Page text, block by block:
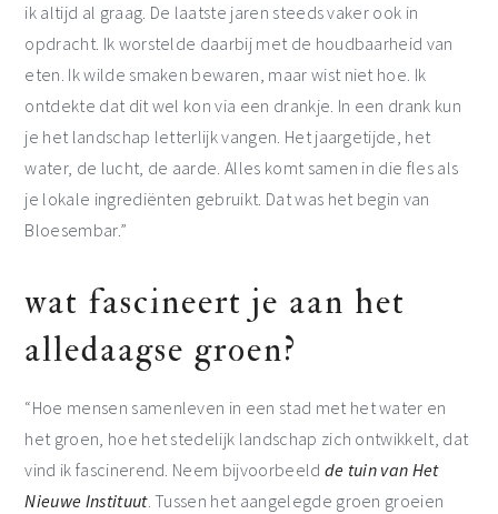
ik altijd al graag. De laatste jaren steeds vaker ook in
opdracht. Ik worstelde daarbij met de houdbaarheid van
eten. Ik wilde smaken bewaren, maar wist niet hoe. Ik
ontdekte dat dit wel kon via een drankje. In een drank kun
je het landschap letterlijk vangen. Het jaargetijde, het
water, de lucht, de aarde. Alles komt samen in die fles als
je lokale ingrediënten gebruikt. Dat was het begin van
Bloesembar.”
wat fascineert je aan het
alledaagse groen?
“Hoe mensen samenleven in een stad met het water en
het groen, hoe het stedelijk landschap zich ontwikkelt, dat
vind ik fascinerend. Neem bijvoorbeeld de tuin van Het
Nieuwe Instituut. Tussen het aangelegde groen groeien